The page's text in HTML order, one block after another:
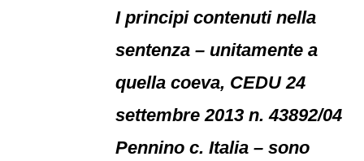
I principi contenuti nella
sentenza – unitamente a
quella coeva, CEDU 24
settembre 2013 n. 43892/04
Pennino c. Italia – sono